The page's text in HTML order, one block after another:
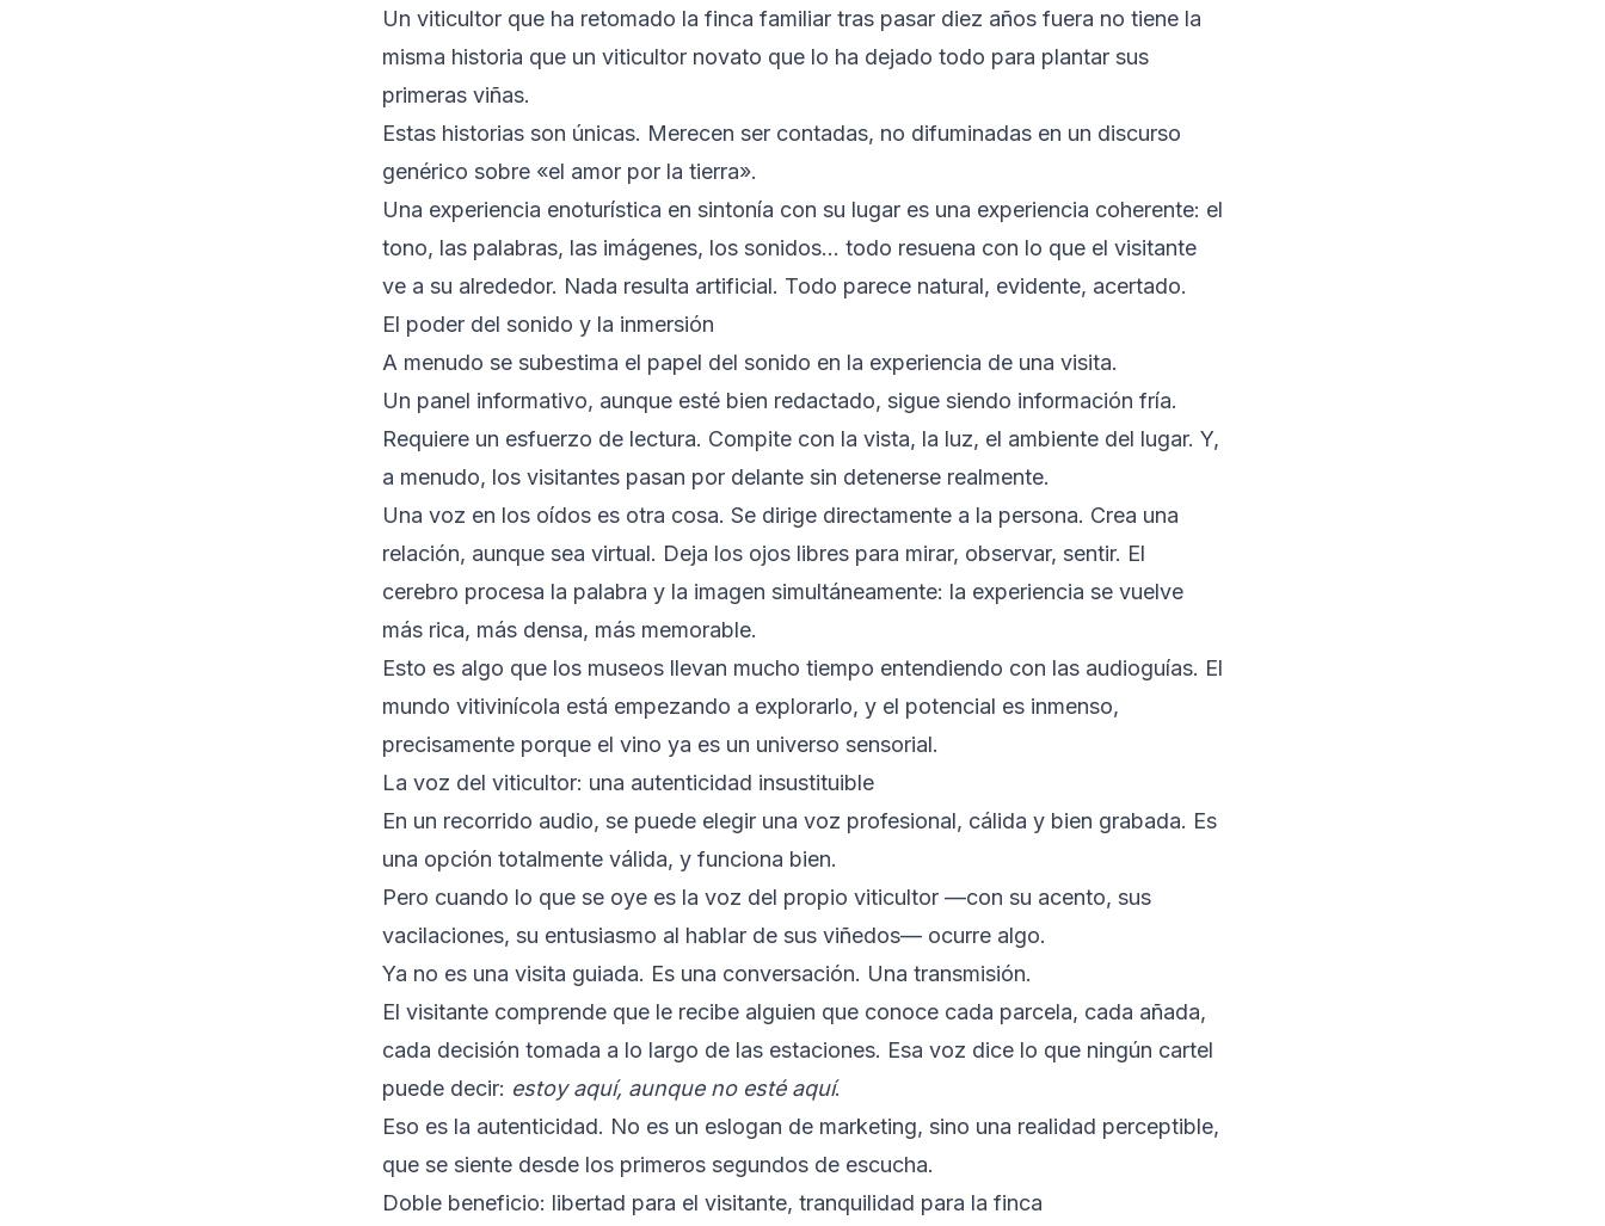
Un viticultor que ha retomado la finca familiar tras pasar diez años fuera no tiene la
misma historia que un viticultor novato que lo ha dejado todo para plantar sus
primeras viñas.
Estas historias son únicas. Merecen ser contadas, no difuminadas en un discurso
genérico sobre «el amor por la tierra».
Una experiencia enoturística en sintonía con su lugar es una experiencia coherente: el
tono, las palabras, las imágenes, los sonidos… todo resuena con lo que el visitante
ve a su alrededor. Nada resulta artificial. Todo parece natural, evidente, acertado.
El poder del sonido y la inmersión
A menudo se subestima el papel del sonido en la experiencia de una visita.
Un panel informativo, aunque esté bien redactado, sigue siendo información fría.
Requiere un esfuerzo de lectura. Compite con la vista, la luz, el ambiente del lugar. Y,
a menudo, los visitantes pasan por delante sin detenerse realmente.
Una voz en los oídos es otra cosa. Se dirige directamente a la persona. Crea una
relación, aunque sea virtual. Deja los ojos libres para mirar, observar, sentir. El
cerebro procesa la palabra y la imagen simultáneamente: la experiencia se vuelve
más rica, más densa, más memorable.
Esto es algo que los museos llevan mucho tiempo entendiendo con las audioguías. El
mundo vitivinícola está empezando a explorarlo, y el potencial es inmenso,
precisamente porque el vino ya es un universo sensorial.
La voz del viticultor: una autenticidad insustituible
En un recorrido audio, se puede elegir una voz profesional, cálida y bien grabada. Es
una opción totalmente válida, y funciona bien.
Pero cuando lo que se oye es la voz del propio viticultor —con su acento, sus
vacilaciones, su entusiasmo al hablar de sus viñedos— ocurre algo.
Ya no es una visita guiada. Es una conversación. Una transmisión.
El visitante comprende que le recibe alguien que conoce cada parcela, cada añada,
cada decisión tomada a lo largo de las estaciones. Esa voz dice lo que ningún cartel
puede decir: estoy aquí, aunque no esté aquí.
Eso es la autenticidad. No es un eslogan de marketing, sino una realidad perceptible,
que se siente desde los primeros segundos de escucha.
Doble beneficio: libertad para el visitante, tranquilidad para la finca